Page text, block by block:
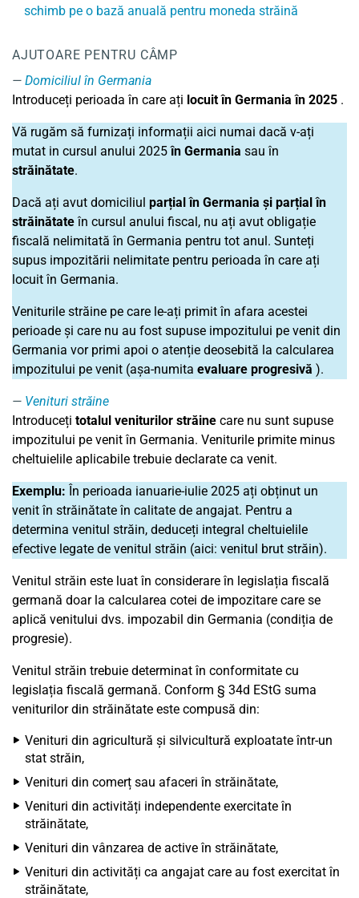
schimb pe o bază anuală pentru moneda străină
AJUTOARE PENTRU CÂMP
Domiciliul în Germania
Introduceți perioada în care ați locuit în Germania în 2025 .
Vă rugăm să furnizați informații aici numai dacă v-ați
mutat in cursul anului 2025 în Germania sau în
străinătate.
Dacă ați avut domiciliul parțial în Germania și parțial în
străinătateîn cursul anului fiscal, nu ați avut obligație
fiscală nelimitată în Germania pentru tot anul. Sunteți
supus impozitării nelimitate pentru perioada în care ați
locuit în Germania.
Veniturile străine pe care le-ați primit în afara acestei
perioade și care nu au fost supuse impozitului pe venit din
Germania vor primi apoi o atenție deosebită la calcularea
impozitului pe venit (așa-numita evaluare progresivă ).
Venituri străine
Introduceți totalul veniturilor străine care nu sunt supuse
impozitului pe venit în Germania. Veniturile primite minus
cheltuielile aplicabile trebuie declarate ca venit.
Exemplu: În perioada ianuarie-iulie 2025 ați obținut un
venit în străinătate în calitate de angajat. Pentru a
determina venitul străin, deduceți integral cheltuielile
efective legate de venitul străin (aici: venitul brut străin).
Venitul străin este luat în considerare în legislația fiscală
germană doar la calcularea cotei de impozitare care se
aplică venitului dvs. impozabil din Germania (condiția de
progresie).
Venitul străin trebuie determinat în conformitate cu
legislația fiscală germană. Conform § 34d EStG suma
veniturilor din străinătate este compusă din:
Venituri din agricultură și silvicultură exploatate într-un
stat străin,
Venituri din comerț sau afaceri în străinătate,
Venituri din activități independente exercitate în
străinătate,
Venituri din vânzarea de active în străinătate,
Venituri din activități ca angajat care au fost exercitat în
străinătate,